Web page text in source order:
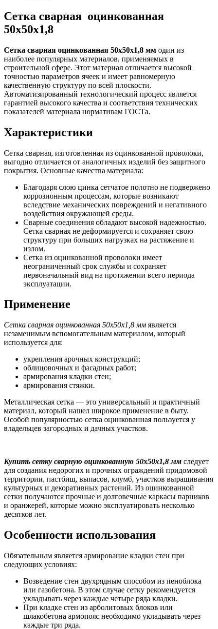
Сетка сварная оцинкованная
50х50х1,8
Сетка сварная оцинкованная 50х50х1,8 мм один из
наиболее популярных материалов, применяемых в
строительной сфере. Этот материал отличается высокой
точностью параметров ячеек и имеет равномерную
качественную структуру по всей плоскости.
Автоматизированный технологический процесс является
гарантией высокого качества и соответствия технических
показателей материала нормативам ГОСТа.
Характеристики
Сетка сварная, изготовленная из оцинкованной проволоки,
выгодно отличается от аналогичных изделий без защитного
покрытия. Основные качества материала:
Благодаря слою цинка сетчатое полотно не подвержено
коррозионным процессам, которые возникают
вследствие механических повреждений и негативного
воздействия окружающей среды.
Сварные соединения обладают высокой надежностью.
Сетка сварная не деформируется и сохраняет свою
структуру при больших нагрузках на растяжение и
излом.
Сетка из оцинкованной проволоки имеет
неограниченный срок службы и сохраняет
первоначальный вид на протяжении всего периода
эксплуатации.
Применение
Сетка сварная оцинкованная 50х50х1,8 мм является
незаменимым вспомогательным материалом, который
используется для:
укрепления арочных конструкций;
облицовочных и фасадных работ;
армирования кладки стен;
армирования стяжки.
Металлическая сетка — это универсальный и практичный
материал, который нашел широкое применение в быту.
Особой популярностью сетка оцинкованная пользуется у
владельцев загородных и дачных участков.
Купить сетку сварную оцинкованную 50х50х1,8 мм следует
для создания недорогих и прочных ограждений придомовой
территории, пастбищ, выпасов, клумб, участков выращивания
культурных и декоративных растений. Из оцинкованной
сетки получаются прочные и долговечные каркасы парников
и оранжерей, которые можно эксплуатировать несколько
десятков лет.
Особенности использования
Обязательным является армирование кладки стен при
следующих условиях:
Возведение стен двухрядным способом из пеноблока
или газобетона. В этом случае сетку рекомендуется
укладывать через каждые четыре ряда кладки.
При кладке стен из арболитовых блоков или
шлакобетона армопояс необходимо укладывать через
каждые три ряда.